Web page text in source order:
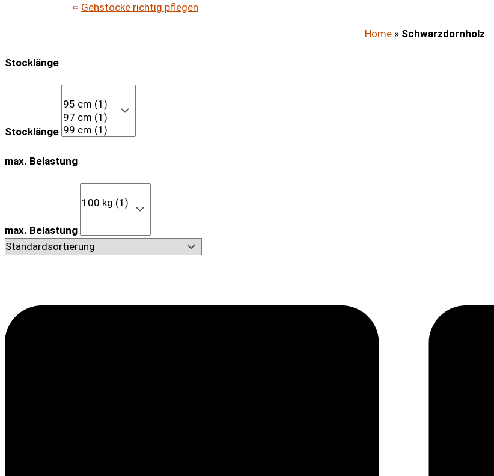
Gehstöcke richtig pflegen
Home » Schwarzdornholz
Stocklänge
Stocklänge
max. Belastung
max. Belastung